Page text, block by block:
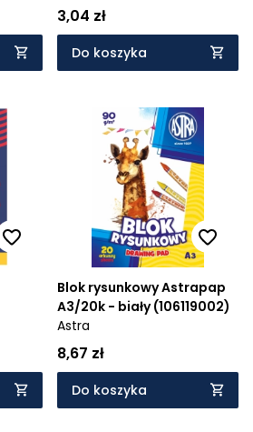
3,04 zł
Do koszyka
Blok rysunkowy Astrapap
A3/20k - biały (106119002)
Astra
8,67 zł
Do koszyka